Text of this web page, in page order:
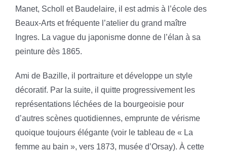
Manet, Scholl et Baudelaire, il est admis à l’école des
Beaux-Arts et fréquente l’atelier du grand maître
Ingres. La vague du japonisme donne de l’élan à sa
peinture dès 1865.
Ami de Bazille, il portraiture et développe un style
décoratif. Par la suite, il quitte progressivement les
représentations léchées de la bourgeoisie pour
d’autres scènes quotidiennes, emprunte de vérisme
quoique toujours élégante (voir le tableau de « La
femme au bain », vers 1873, musée d’Orsay). À cette